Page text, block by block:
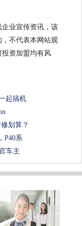
业宣传资讯，该
不代表本网站观
资加盟均有风
起搞机
划算？
P40系
车主